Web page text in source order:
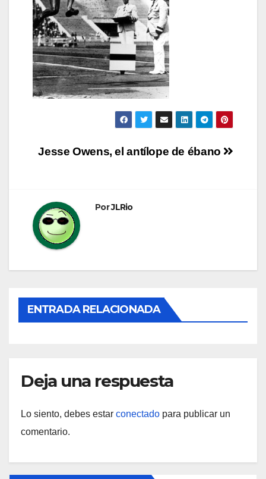
Navegación
entradas
Jesse Owens, el antílope de ébano
PorJLRio
ENTRADA RELACIONADA
Deja una respuesta
Lo siento, debes estar conectado para publicar un
comentario.